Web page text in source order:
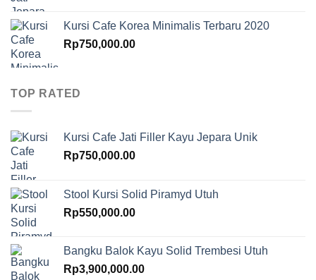
Kursi Cafe Korea Minimalis Terbaru 2020
Rp750,000.00
TOP RATED
Kursi Cafe Jati Filler Kayu Jepara Unik
Rp750,000.00
Stool Kursi Solid Piramyd Utuh
Rp550,000.00
Bangku Balok Kayu Solid Trembesi Utuh
Rp3,900,000.00